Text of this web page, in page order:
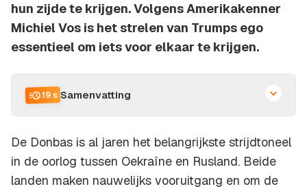
hun zijde te krijgen. Volgens Amerikakenner
Michiel Vos is het strelen van Trumps ego
essentieel om iets voor elkaar te krijgen.
19 s Samenvatting
De Donbas is al jaren het belangrijkste strijdtoneel
in de oorlog tussen Oekraïne en Rusland. Beide
landen maken nauwelijks vooruitgang en om de